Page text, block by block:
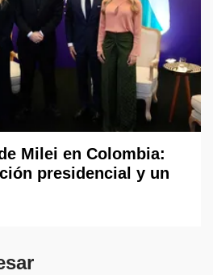
Milei en Colombia:
presidencial y un